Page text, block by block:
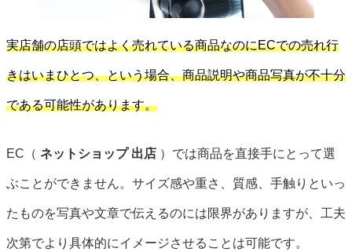
実店舗の店頭ではよく売れている商品なのにECでの売れ行
きはいまひとつ、という場合、商品説明や商品写真が不十分
である可能性があります。
EC（ ネットショップ 出店 ）では商品を直接手にとって選
ぶことができません。サイズ感や重さ、質感、手触りといっ
たものを写真や文章で伝えるのには限界がありますが、工夫
次第でより具体的にイメージさせることは可能です。